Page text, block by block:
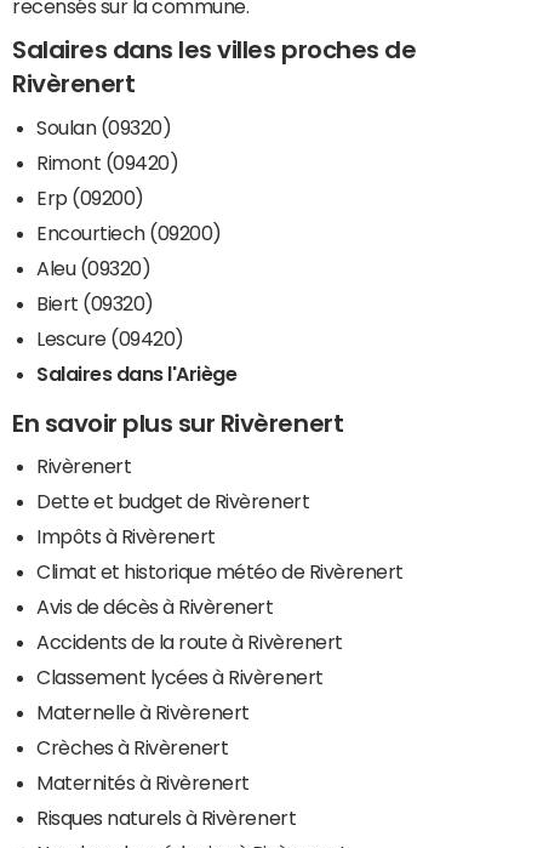
recensés sur la commune.
Salaires dans les villes proches de
Rivèrenert
Soulan (09320)
Rimont (09420)
Erp (09200)
Encourtiech (09200)
Aleu (09320)
Biert (09320)
Lescure (09420)
Salaires dans l'Ariège
En savoir plus sur Rivèrenert
Rivèrenert
Dette et budget de Rivèrenert
Impôts à Rivèrenert
Climat et historique météo de Rivèrenert
Avis de décès à Rivèrenert
Accidents de la route à Rivèrenert
Classement lycées à Rivèrenert
Maternelle à Rivèrenert
Crèches à Rivèrenert
Maternités à Rivèrenert
Risques naturels à Rivèrenert